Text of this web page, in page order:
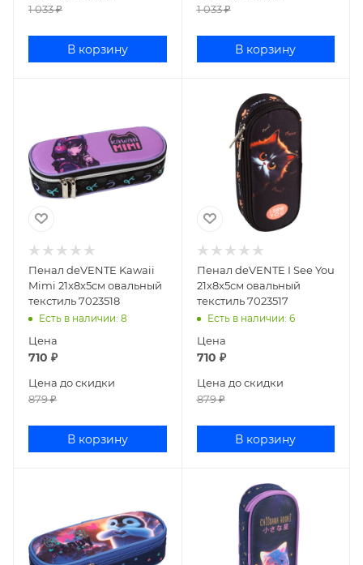
1 033₽
В корзину
1 033₽
В корзину
Пенал deVENTE Kawaii
Mimi 21x8x5см овальный
текстиль 7023518
Есть в наличии: 8
Цена
710 ₽
Цена до скидки
879₽
В корзину
Пенал deVENTE I See You
21x8x5см овальный
текстиль 7023517
Есть в наличии: 6
Цена
710 ₽
Цена до скидки
879₽
В корзину